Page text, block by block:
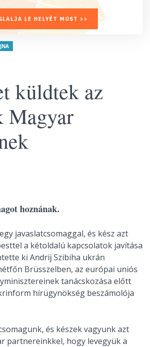
LE HELYÉT MOST >>
küldtek az
Magyar
hoznának.
javaslatcsomaggal, és kész azt
a kétoldalú kapcsolatok javítása
ki Andrij Szibiha ukrán
Brüsszelben, az európai uniós
tanácskozása előtt
hírügynökség beszámolója
és készek vagyunk azt
partnereinkkel, hogy levegyük a